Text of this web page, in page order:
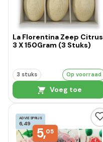
La Florentina Zeep Citrus
3 X 150Gram (3 Stuks)
3 stuks Op voorraad
Voeg toe
ADVIESPRIJS
6,49
5,05